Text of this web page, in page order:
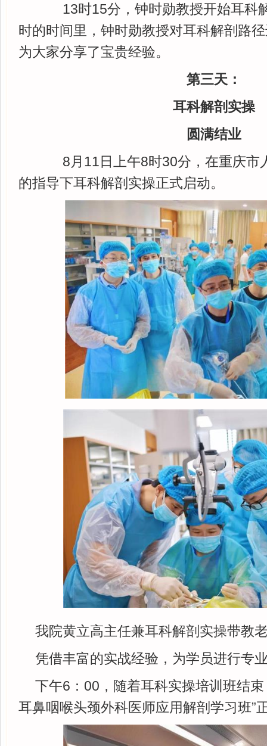
13时15分，钟时勋教授开始耳科
时的时间里，钟时勋教授对耳科解剖路
为大家分享了宝贵经验。
第三天：
耳科解剖实操
圆满结业
8月11日上午8时30分，在重庆市
的指导下耳科解剖实操正式启动。
我院黄立高主任兼耳科解剖实操带教
凭借丰富的实战经验，为学员进行专
下午6：00，随着耳科实操培训班结
耳鼻咽喉头颈外科医师应用解剖学习班”